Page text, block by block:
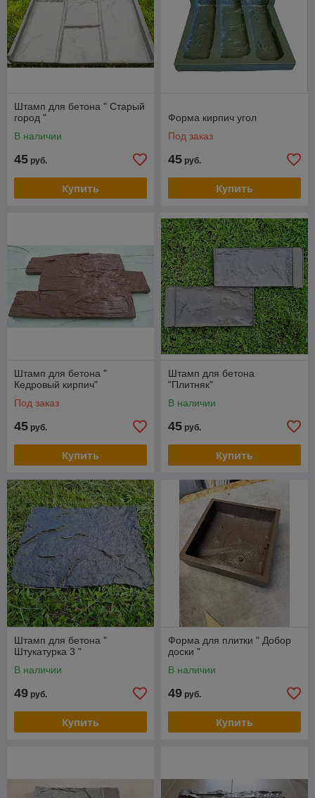
Штамп для бетона " Старый
город "
В наличии
45 руб.
Купить
Форма кирпич угол
Под заказ
45 руб.
Купить
Штамп для бетона "
Кедровый кирпич"
Под заказ
45 руб.
Купить
Штамп для бетона
"Плитняк"
В наличии
45 руб.
Купить
Штамп для бетона "
Штукатурка 3 "
В наличии
49 руб.
Купить
Форма для плитки " Добор
доски "
В наличии
49 руб.
Купить